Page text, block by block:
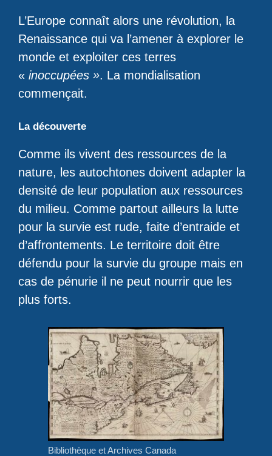
L’Europe connaît alors une révolution, la
Renaissance qui va l’amener à explorer le
monde et exploiter ces terres
« inoccupées ». La mondialisation
commençait.
La découverte
Comme ils vivent des ressources de la
nature, les autochtones doivent adapter la
densité de leur population aux ressources
du milieu. Comme partout ailleurs la lutte
pour la survie est rude, faite d’entraide et
d’affrontements. Le territoire doit être
défendu pour la survie du groupe mais en
cas de pénurie il ne peut nourrir que les
plus forts.
Bibliothèque et Archives Canada